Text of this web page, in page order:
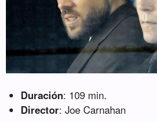
Duración: 109 min.
Director: Joe Carnahan